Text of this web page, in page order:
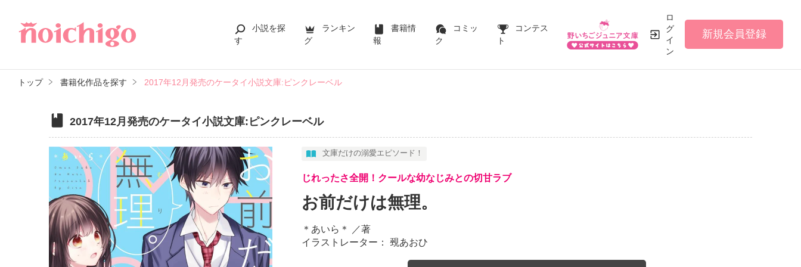
小説を探
す
ランキン
グ
書籍情
報
コミッ
ク
コンテス
ト
ロ
グ
イ
ン
新規会員登録
トップ 書籍化作品を探す 2017年12月発売のケータイ小説文庫:ピンクレーベル
2017年12月発売のケータイ小説文庫:ピンクレーベル
文庫だけの溺愛エピソード！
じれったさ全開！クールな幼なじみとの切甘ラブ
お前だけは無理。
＊あいら＊
／著
イラストレーター： 覡あおひ